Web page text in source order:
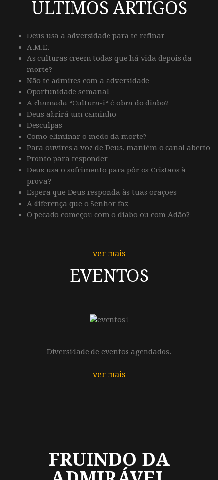
ÚLTIMOS ARTIGOS
Deus usa a adversidade para te refinar
A.M.E.
As culturas creem todas que há vida depois da
morte?
Não te admires com a adversidade
Oportunidade semanal
A chamada “Cultura-i“ é obra do diabo?
Deus abrirá um caminho
Desculpas
Como eliminar o medo da morte?
Para ouvires a voz de Deus, mantém o canal aberto
Pronto para responder
Deus usa o sofrimento para pôr os Cristãos à
prova?
Espera que Deus responda às tuas orações
A diferença que o Senhor faz
O pecado começou com o diabo ou com Adão?
ver mais
EVENTOS
Diversidade de eventos agendados.
ver mais
FRUINDO DA